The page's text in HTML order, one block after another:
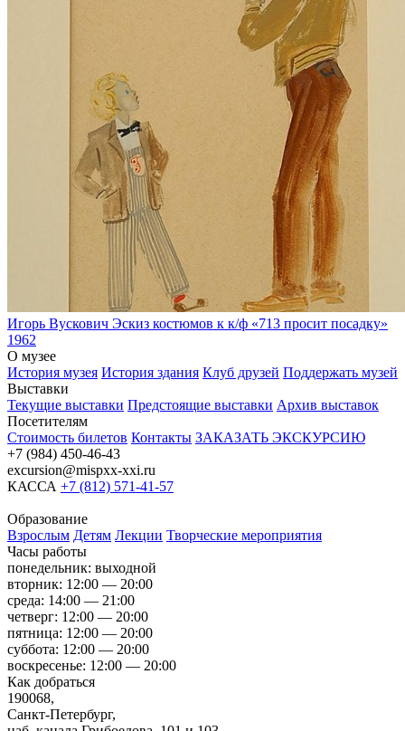
Игорь Вускович Эскиз костюмов к к/ф «713 просит посадку»
1962
О музее
История музея История здания Клуб друзей Поддержать музей
Выставки
Текущие выставки Предстоящие выставки Архив выставок
Посетителям
Стоимость билетов Контакты ЗАКАЗАТЬ ЭКСКУРСИЮ
+7 (984) 450-46-43
excursion@mispxx-xxi.ru
КАССА +7 (812) 571-41-57
Образование
Взрослым Детям Лекции Творческие мероприятия
Часы работы
понедельник: выходной
вторник: 12:00 — 20:00
среда: 14:00 — 21:00
четверг: 12:00 — 20:00
пятница: 12:00 — 20:00
суббота: 12:00 — 20:00
воскресенье: 12:00 — 20:00
Как добраться
190068,
Санкт-Петербург,